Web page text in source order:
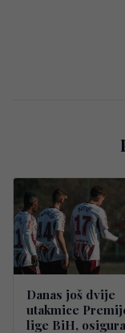
Danas još dvije
utakmice
lige BiH,